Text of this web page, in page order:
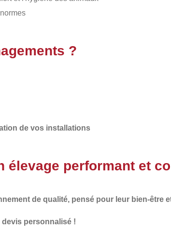
?
de vos installations
performant et
de qualité, pensé pour leur bien-être
personnalisé !